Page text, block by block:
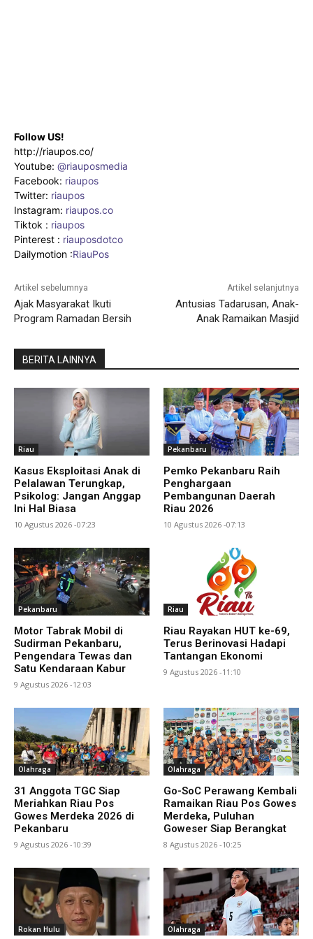
Follow US!
http://riaupos.co/
Youtube: @riauposmedia
Facebook: riaupos
Twitter: riaupos
Instagram: riaupos.co
Tiktok : riaupos
Pinterest : riauposdotco
Dailymotion :RiauPos
Artikel sebelumnya
Ajak Masyarakat Ikuti
Program Ramadan Bersih
Artikel selanjutnya
Antusias Tadarusan, Anak-
Anak Ramaikan Masjid
BERITA LAINNYA
Riau
Kasus Eksploitasi Anak di
Pelalawan Terungkap,
Psikolog: Jangan Anggap
Ini Hal Biasa
10 Agustus 2026 -07:23
Pekanbaru
Pemko Pekanbaru Raih
Penghargaan
Pembangunan Daerah
Riau 2026
10 Agustus 2026 -07:13
Pekanbaru
Motor Tabrak Mobil di
Sudirman Pekanbaru,
Pengendara Tewas dan
Satu Kendaraan Kabur
9 Agustus 2026 -12:03
Riau
Riau Rayakan HUT ke-69,
Terus Berinovasi Hadapi
Tantangan Ekonomi
9 Agustus 2026 -11:10
Olahraga
31 Anggota TGC Siap
Meriahkan Riau Pos
Gowes Merdeka 2026 di
Pekanbaru
9 Agustus 2026 -10:39
Olahraga
Go-SoC Perawang Kembali
Ramaikan Riau Pos Gowes
Merdeka, Puluhan
Goweser Siap Berangkat
8 Agustus 2026 -10:25
Rokan Hulu Olahraga